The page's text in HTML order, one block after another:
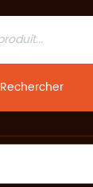
Rechercher